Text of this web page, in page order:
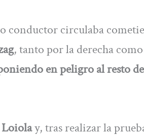
conductor circulaba
, tanto por la derecha
en peligro al resto de
Loiolay, tras realizar la